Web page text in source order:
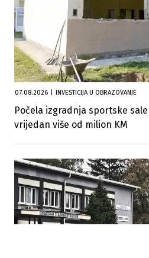
07.08.2026 INVESTICIJA U OBRAZOVANJE
Počela izgradnja sportske
vrijedan više od milion KM